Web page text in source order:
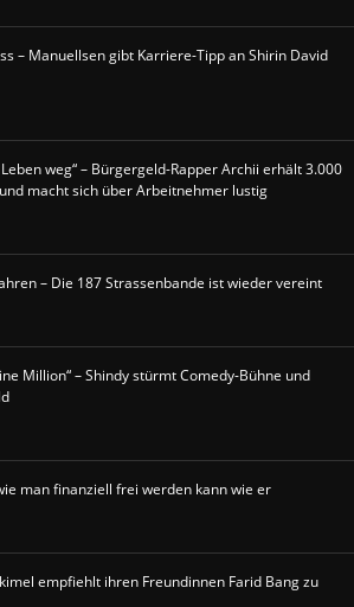
– Manuellsen gibt Karriere-Tipp an Shirin David
weg“ – Bürgergeld-Rapper Archii erhält 3.000
macht sich über Arbeitnehmer lustig
– Die 187 Strassenbande ist wieder vereint
Million“ – Shindy stürmt Comedy-Bühne und
man finanziell frei werden kann wie er
empfiehlt ihren Freundinnen Farid Bang zu